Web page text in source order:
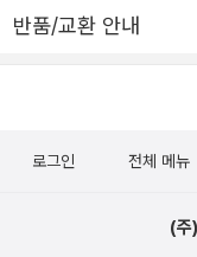
하나에서 둘로, 둘에서
게 자신이 없다. 오직 나
는 그의 작품 <베로니
자신을 파괴하는 실수
리고 그것을 증명할 의
반품/교환 안내
로그인 전체 메뉴
(주